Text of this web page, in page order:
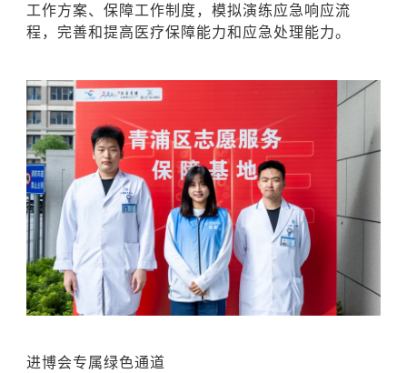
工作方案、保障工作制度，模拟演练应急响应流
程，完善和提高医疗保障能力和应急处理能力。
进博会专属绿色通道